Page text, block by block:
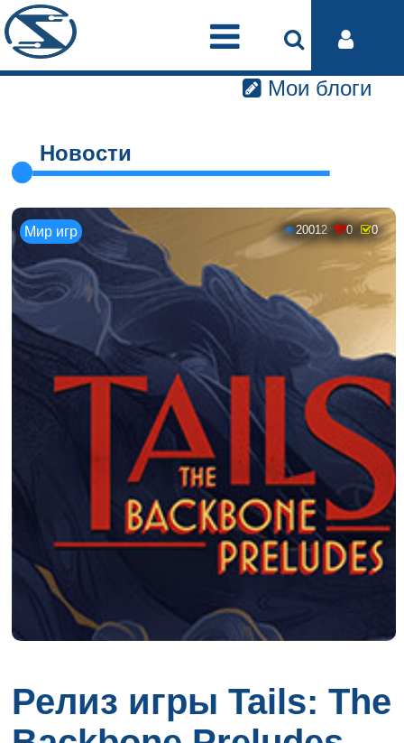
Мои блоги
Новости
Мир игр 20012 0 0
Релиз игры Tails: The